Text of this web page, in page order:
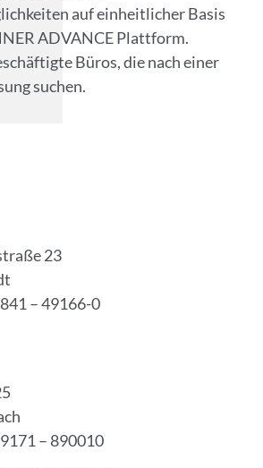
auf einheitlicher Basis
ADVANCE Plattform.
Büros, die nach einer
suchen.
23
– 49166-0
– 890010